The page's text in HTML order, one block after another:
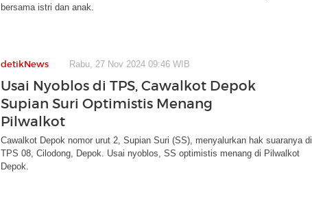
bersama istri dan anak.
detikNews Rabu, 27 Nov 2024 09:46 WIB
Usai Nyoblos di TPS, Cawalkot Depok
Supian Suri Optimistis Menang
Pilwalkot
Cawalkot Depok nomor urut 2, Supian Suri (SS), menyalurkan hak suaranya di
TPS 08, Cilodong, Depok. Usai nyoblos, SS optimistis menang di Pilwalkot
Depok.